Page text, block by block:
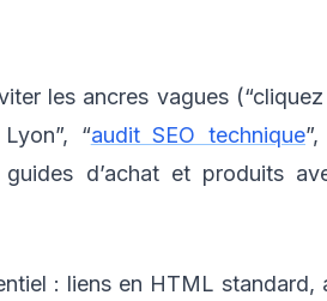
les ancres vagues
“audit SEO technique
d’achat et produits
: liens en HTML